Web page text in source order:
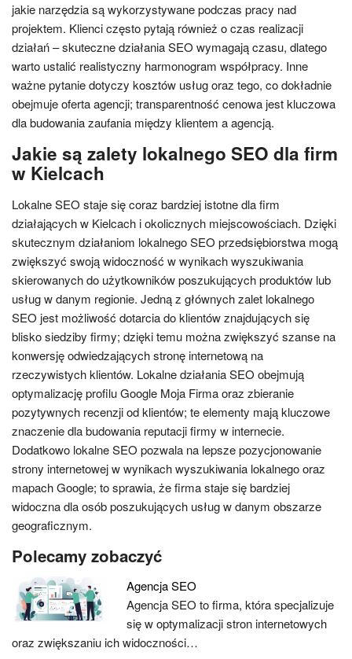
jakie narzędzia są wykorzystywane podczas pracy nad
projektem. Klienci często pytają również o czas realizacji
działań – skuteczne działania SEO wymagają czasu, dlatego
warto ustalić realistyczny harmonogram współpracy. Inne
ważne pytanie dotyczy kosztów usług oraz tego, co dokładnie
obejmuje oferta agencji; transparentność cenowa jest kluczowa
dla budowania zaufania między klientem a agencją.
Jakie są zalety lokalnego SEO dla firm
w Kielcach
Lokalne SEO staje się coraz bardziej istotne dla firm
działających w Kielcach i okolicznych miejscowościach. Dzięki
skutecznym działaniom lokalnego SEO przedsiębiorstwa mogą
zwiększyć swoją widoczność w wynikach wyszukiwania
skierowanych do użytkowników poszukujących produktów lub
usług w danym regionie. Jedną z głównych zalet lokalnego
SEO jest możliwość dotarcia do klientów znajdujących się
blisko siedziby firmy; dzięki temu można zwiększyć szanse na
konwersję odwiedzających stronę internetową na
rzeczywistych klientów. Lokalne działania SEO obejmują
optymalizację profilu Google Moja Firma oraz zbieranie
pozytywnych recenzji od klientów; te elementy mają kluczowe
znaczenie dla budowania reputacji firmy w internecie.
Dodatkowo lokalne SEO pozwala na lepsze pozycjonowanie
strony internetowej w wynikach wyszukiwania lokalnego oraz
mapach Google; to sprawia, że firma staje się bardziej
widoczna dla osób poszukujących usług w danym obszarze
geograficznym.
Polecamy zobaczyć
Agencja SEO
Agencja SEO to firma, która specjalizuje
się w optymalizacji stron internetowych
oraz zwiększaniu ich widoczności…